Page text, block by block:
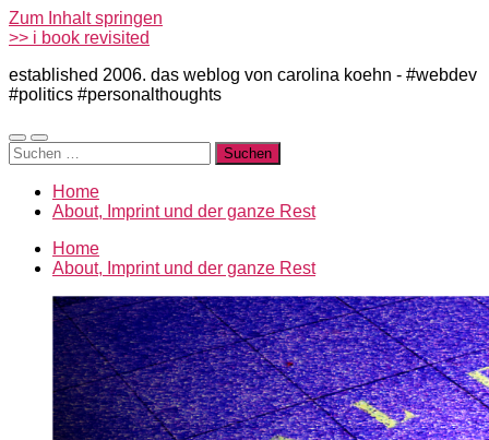
Zum Inhalt springen
>> i book revisited
established 2006. das weblog von carolina koehn - #webdev
#politics #personalthoughts
Mobile-
Menü
Suchfeld
ein-/ausblenden
Suchen
nach:
Home
About, Imprint und der ganze Rest
Home
About, Imprint und der ganze Rest